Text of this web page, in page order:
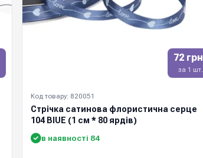
72 грн
за 1 шт.
Код товару: 820051
Стрічка сатинова флористична серце
104 BIUE (1 см * 80 ярдів)
в наявності 84